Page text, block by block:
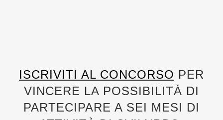
ISCRIVITI AL CONCORSO PER
VINCERE LA POSSIBILITÀ DI
PARTECIPARE A SEI MESI DI